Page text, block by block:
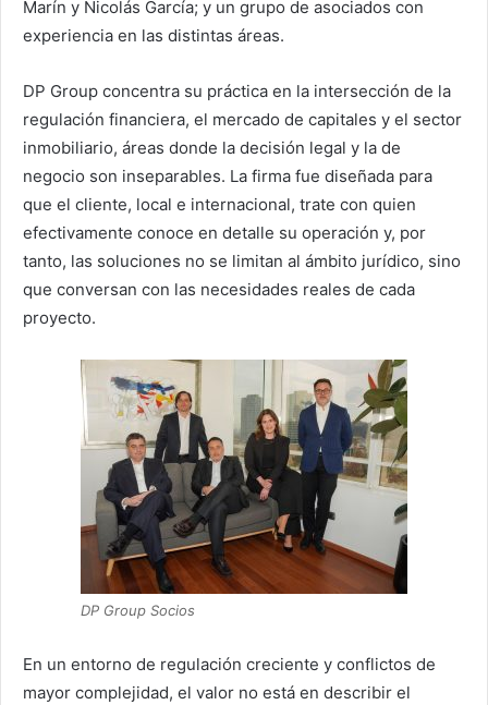
Marín y Nicolás García; y un grupo de asociados con
experiencia en las distintas áreas.
DP Group concentra su práctica en la intersección de la
regulación financiera, el mercado de capitales y el sector
inmobiliario, áreas donde la decisión legal y la de
negocio son inseparables. La firma fue diseñada para
que el cliente, local e internacional, trate con quien
efectivamente conoce en detalle su operación y, por
tanto, las soluciones no se limitan al ámbito jurídico, sino
que conversan con las necesidades reales de cada
proyecto.
DP Group Socios
En un entorno de regulación creciente y conflictos de
mayor complejidad, el valor no está en describir el